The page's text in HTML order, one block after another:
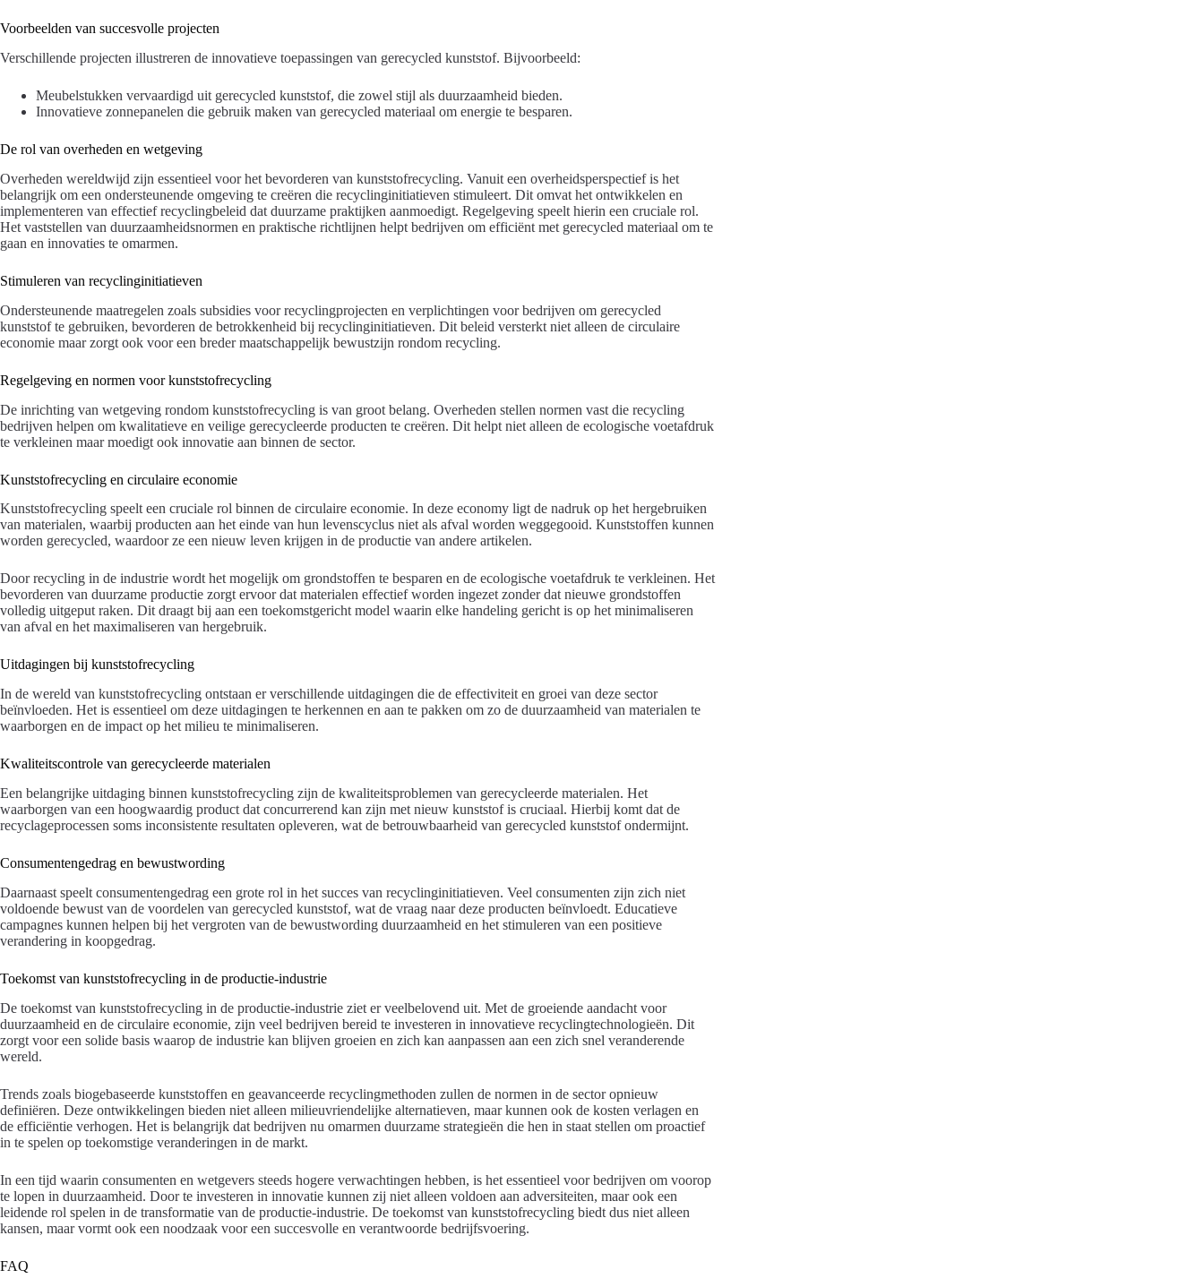
Voorbeelden van succesvolle projecten
Verschillende projecten illustreren de innovatieve toepassingen van gerecycled kunststof. Bijvoorbeeld:
Meubelstukken vervaardigd uit gerecycled kunststof, die zowel stijl als duurzaamheid bieden.
Innovatieve zonnepanelen die gebruik maken van gerecycled materiaal om energie te besparen.
De rol van overheden en wetgeving
Overheden wereldwijd zijn essentieel voor het bevorderen van kunststofrecycling. Vanuit een overheidsperspectief is het
belangrijk om een ondersteunende omgeving te creëren die recyclinginitiatieven stimuleert. Dit omvat het ontwikkelen en
implementeren van effectief recyclingbeleid dat duurzame praktijken aanmoedigt. Regelgeving speelt hierin een cruciale rol.
Het vaststellen van duurzaamheidsnormen en praktische richtlijnen helpt bedrijven om efficiënt met gerecycled materiaal om te
gaan en innovaties te omarmen.
Stimuleren van recyclinginitiatieven
Ondersteunende maatregelen zoals subsidies voor recyclingprojecten en verplichtingen voor bedrijven om gerecycled
kunststof te gebruiken, bevorderen de betrokkenheid bij recyclinginitiatieven. Dit beleid versterkt niet alleen de circulaire
economie maar zorgt ook voor een breder maatschappelijk bewustzijn rondom recycling.
Regelgeving en normen voor kunststofrecycling
De inrichting van wetgeving rondom kunststofrecycling is van groot belang. Overheden stellen normen vast die recycling
bedrijven helpen om kwalitatieve en veilige gerecycleerde producten te creëren. Dit helpt niet alleen de ecologische voetafdruk
te verkleinen maar moedigt ook innovatie aan binnen de sector.
Kunststofrecycling en circulaire economie
Kunststofrecycling speelt een cruciale rol binnen de circulaire economie. In deze economy ligt de nadruk op het hergebruiken
van materialen, waarbij producten aan het einde van hun levenscyclus niet als afval worden weggegooid. Kunststoffen kunnen
worden gerecycled, waardoor ze een nieuw leven krijgen in de productie van andere artikelen.
Door recycling in de industrie wordt het mogelijk om grondstoffen te besparen en de ecologische voetafdruk te verkleinen. Het
bevorderen van duurzame productie zorgt ervoor dat materialen effectief worden ingezet zonder dat nieuwe grondstoffen
volledig uitgeput raken. Dit draagt bij aan een toekomstgericht model waarin elke handeling gericht is op het minimaliseren
van afval en het maximaliseren van hergebruik.
Uitdagingen bij kunststofrecycling
In de wereld van kunststofrecycling ontstaan er verschillende uitdagingen die de effectiviteit en groei van deze sector
beïnvloeden. Het is essentieel om deze uitdagingen te herkennen en aan te pakken om zo de duurzaamheid van materialen te
waarborgen en de impact op het milieu te minimaliseren.
Kwaliteitscontrole van gerecycleerde materialen
Een belangrijke uitdaging binnen kunststofrecycling zijn de kwaliteitsproblemen van gerecycleerde materialen. Het
waarborgen van een hoogwaardig product dat concurrerend kan zijn met nieuw kunststof is cruciaal. Hierbij komt dat de
recyclageprocessen soms inconsistente resultaten opleveren, wat de betrouwbaarheid van gerecycled kunststof ondermijnt.
Consumentengedrag en bewustwording
Daarnaast speelt consumentengedrag een grote rol in het succes van recyclinginitiatieven. Veel consumenten zijn zich niet
voldoende bewust van de voordelen van gerecycled kunststof, wat de vraag naar deze producten beïnvloedt. Educatieve
campagnes kunnen helpen bij het vergroten van de bewustwording duurzaamheid en het stimuleren van een positieve
verandering in koopgedrag.
Toekomst van kunststofrecycling in de productie-industrie
De toekomst van kunststofrecycling in de productie-industrie ziet er veelbelovend uit. Met de groeiende aandacht voor
duurzaamheid en de circulaire economie, zijn veel bedrijven bereid te investeren in innovatieve recyclingtechnologieën. Dit
zorgt voor een solide basis waarop de industrie kan blijven groeien en zich kan aanpassen aan een zich snel veranderende
wereld.
Trends zoals biogebaseerde kunststoffen en geavanceerde recyclingmethoden zullen de normen in de sector opnieuw
definiëren. Deze ontwikkelingen bieden niet alleen milieuvriendelijke alternatieven, maar kunnen ook de kosten verlagen en
de efficiëntie verhogen. Het is belangrijk dat bedrijven nu omarmen duurzame strategieën die hen in staat stellen om proactief
in te spelen op toekomstige veranderingen in de markt.
In een tijd waarin consumenten en wetgevers steeds hogere verwachtingen hebben, is het essentieel voor bedrijven om voorop
te lopen in duurzaamheid. Door te investeren in innovatie kunnen zij niet alleen voldoen aan adversiteiten, maar ook een
leidende rol spelen in de transformatie van de productie-industrie. De toekomst van kunststofrecycling biedt dus niet alleen
kansen, maar vormt ook een noodzaak voor een succesvolle en verantwoorde bedrijfsvoering.
FAQ